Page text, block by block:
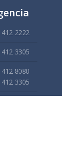
412 2222
412 3305
412 8080
412 3305